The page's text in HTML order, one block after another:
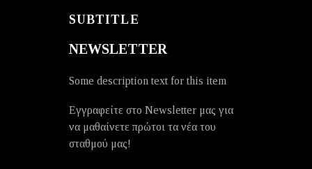
SUBTITLE
NEWSLETTER
Some description text for this item
Εγγραφείτε στο Newsletter μας για
να μαθαίνετε πρώτοι τα νέα του
σταθμού μας!